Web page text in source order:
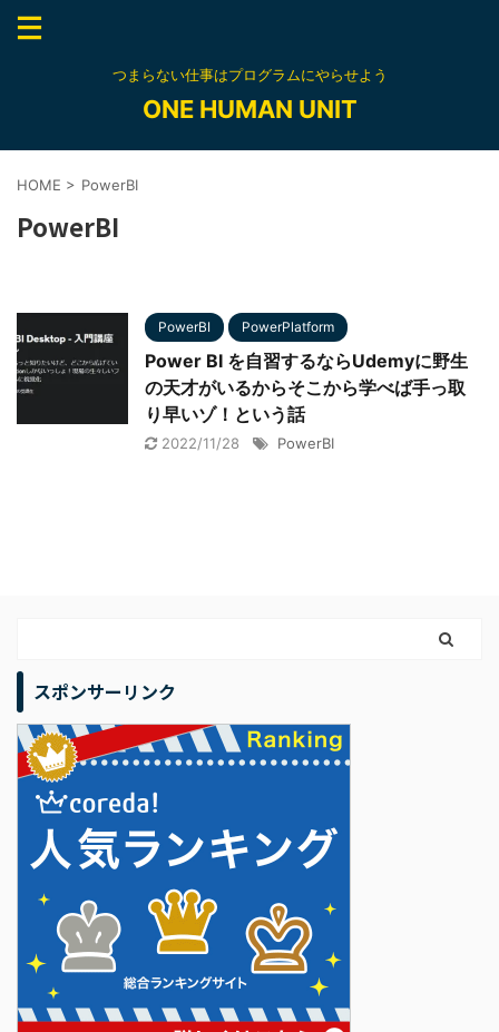
つまらない仕事はプログラムにやらせよう
ONE HUMAN UNIT
HOME > PowerBI
PowerBI
PowerBI PowerPlatform
Power BI を自習するならUdemyに野生
の天才がいるからそこから学べば手っ取
り早いゾ！という話
2022/11/28 PowerBI
スポンサーリンク